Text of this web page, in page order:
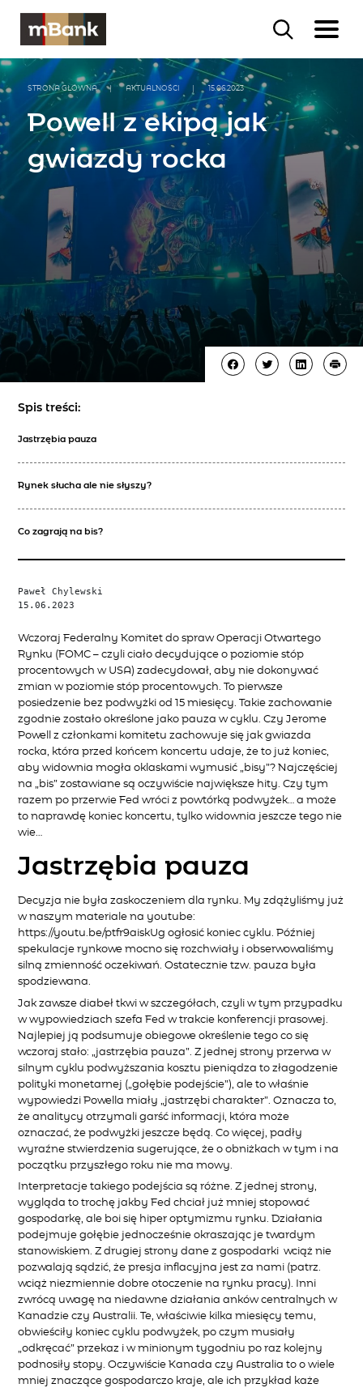
STRONA GŁÓWNA | AKTUALNOŚCI 15.06.2023
Powell z ekipą jak
gwiazdy rocka
Paweł Chylewski
15.06.2023
Wczoraj Federalny Komitet do spraw Operacji Otwartego
Rynku (FOMC – czyli ciało decydujące o poziomie stóp
procentowych w USA) zadecydował, aby nie dokonywać
zmian w poziomie stóp procentowych. To pierwsze
posiedzenie bez podwyżki od 15 miesięcy. Takie zachowanie
zgodnie zostało określone jako pauza w cyklu. Czy Jerome
Powell z członkami komitetu zachowuje się jak gwiazda
rocka, która przed końcem koncertu udaje, że to już koniec,
aby widownia mogła oklaskami wymusić „bisy”? Najczęściej
na „bis” zostawiane są oczywiście największe hity. Czy tym
razem po przerwie Fed wróci z powtórką podwyżek… a może
to naprawdę koniec koncertu, tylko widownia jeszcze tego nie
wie…
Jastrzębia pauza
Decyzja nie była zaskoczeniem dla rynku. My zdążyliśmy już
w naszym materiale na youtube:
https://youtu.be/ptfr9aiskUg ogłosić koniec cyklu. Później
spekulacje rynkowe mocno się rozchwiały i obserwowaliśmy
silną zmienność oczekiwań. Ostatecznie tzw. pauza była
spodziewana.
Jak zawsze diabeł tkwi w szczegółach, czyli w tym przypadku
w wypowiedziach szefa Fed w trakcie konferencji prasowej.
Najlepiej ją podsumuje obiegowe określenie tego co się
wczoraj stało: „jastrzębia pauza”. Z jednej strony przerwa w
silnym cyklu podwyższania kosztu pieniądza to złagodzenie
polityki monetarnej („gołębie podejście”), ale to właśnie
wypowiedzi Powella miały „jastrzębi charakter”. Oznacza to,
że analitycy otrzymali garść informacji, która może
oznaczać, że podwyżki jeszcze będą. Co więcej, padły
wyraźne stwierdzenia sugerujące, że o obniżkach w tym i na
początku przyszłego roku nie ma mowy.
Interpretacje takiego podejścia są różne. Z jednej strony,
wygląda to trochę jakby Fed chciał już mniej stopować
gospodarkę, ale boi się hiper optymizmu rynku. Działania
podejmuje gołębie jednocześnie okraszając je twardym
stanowiskiem. Z drugiej strony dane z gospodarki wciąż nie
pozwalają sądzić, że presja inflacyjna jest za nami (patrz.
wciąż niezmiennie dobre otoczenie na rynku pracy). Inni
zwrócą uwagę na niedawne działania anków centralnych w
Kanadzie czy Australii. Te, właściwie kilka miesięcy temu,
obwieściły koniec cyklu podwyżek, po czym musiały
„odkręcać” przekaz i w minionym tygodniu po raz kolejny
podnosiły stopy. Oczywiście Kanada czy Australia to o wiele
mniej znaczące gospodarczo kraje, ale ich przykład każe
Spis treści:
Jastrzębia pauza
Rynek słucha ale nie słyszy?
Co zagrają na bis?